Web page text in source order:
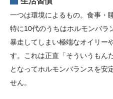
一つは環境によるもの。食事・
特に10代のうちはホルモンバラ
暴走してしまい極端なオイリー
す。これは正直「そういうもん
となってホルモンバランスを安
せん。